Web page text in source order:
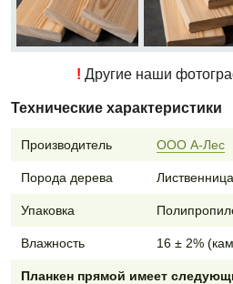
! Другие наши
Технические характеристики
Производитель ООО А-Лес
Порода дерева Лиственница
Упаковка
Влажность 16 ± 2%
Планкен прямой имеет